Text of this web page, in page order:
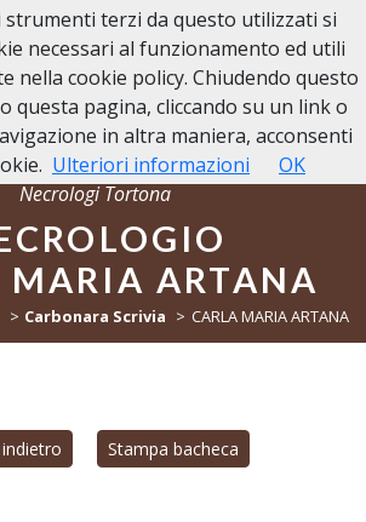
Necrologi Tortona
MARIA ARTANA
Carbonara Scrivia CARLA MARIA ARTANA
Stampa bacheca
terzi da questo utilizzati si
necessari al funzionamento ed utili
nella cookie policy. Chiudendo questo
questa pagina, cliccando su un link o
in altra maniera, acconsenti
Ulteriori informazioni OK